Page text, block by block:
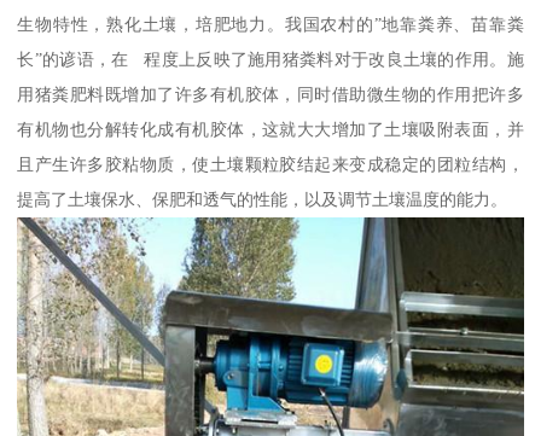
生物特性，熟化土壤，培肥地力。我国农村的”地靠粪养、苗靠粪
长”的谚语，在 程度上反映了施用猪粪料对于改良土壤的作用。施
用猪粪肥料既增加了许多有机胶体，同时借助微生物的作用把许多
有机物也分解转化成有机胶体，这就大大增加了土壤吸附表面，并
且产生许多胶粘物质，使土壤颗粒胶结起来变成稳定的团粒结构，
提高了土壤保水、保肥和透气的性能，以及调节土壤温度的能力。